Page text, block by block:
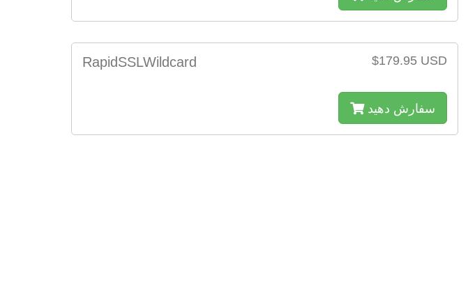
$179.95 USD
RapidSSLWildcard
سفارش دهید